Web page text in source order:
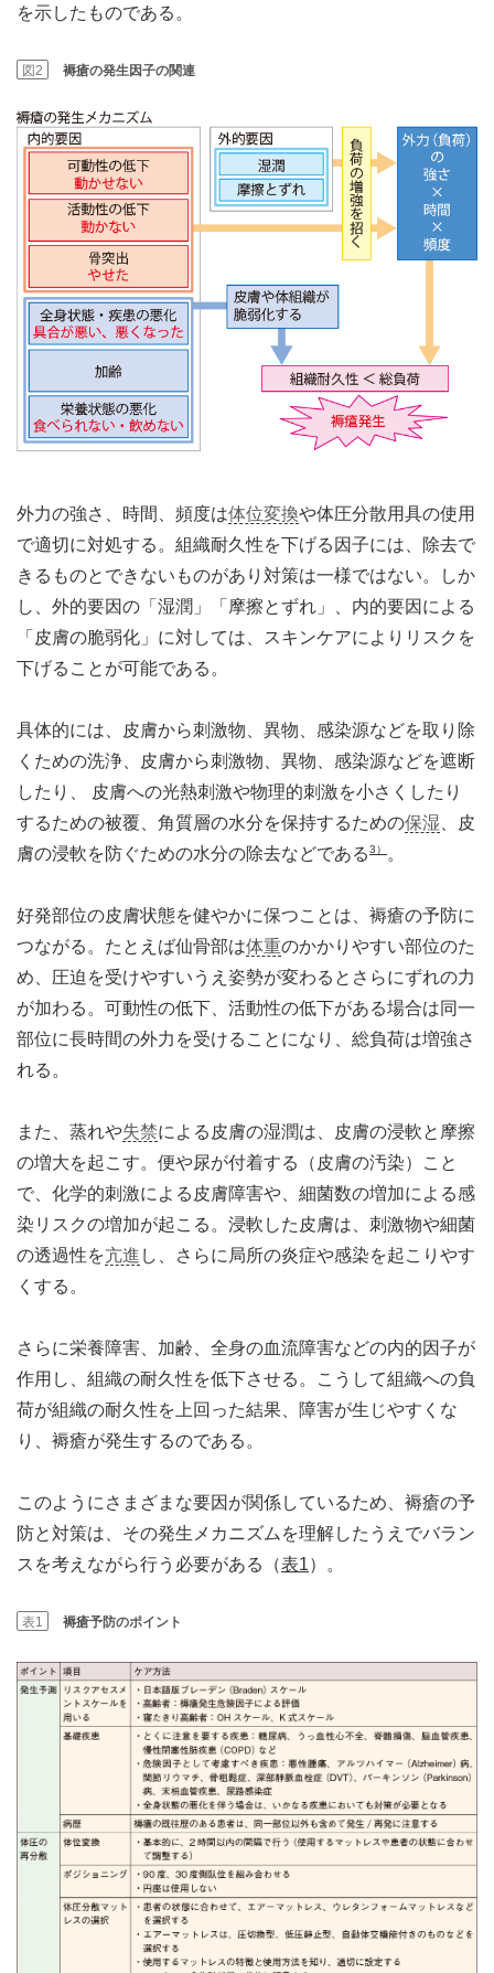
を示したものである。
図2 褥瘡の発生因子の関連
外力の強さ、時間、頻度は体位変換や体圧分散用具の使用
で適切に対処する。組織耐久性を下げる因子には、除去で
きるものとできないものがあり対策は一様ではない。しか
し、外的要因の「湿潤」「摩擦とずれ」、内的要因による
「皮膚の脆弱化」に対しては、スキンケアによりリスクを
下げることが可能である。
具体的には、皮膚から刺激物、異物、感染源などを取り除
くための洗浄、皮膚から刺激物、異物、感染源などを遮断
したり、 皮膚への光熱刺激や物理的刺激を小さくしたり
するための被覆、角質層の水分を保持するための保湿 、皮
膚の浸軟を防ぐための水分の除去などである3） 。
好発部位の皮膚状態を健やかに保つことは、褥瘡の予防に
つながる。たとえば仙骨部は体重のかかりやすい部位のた
め、圧迫を受けやすいうえ姿勢が変わるとさらにずれの力
が加わる。可動性の低下、活動性の低下がある場合は同一
部位に長時間の外力を受けることになり、総負荷は増強さ
れる。
また、蒸れや失禁による皮膚の湿潤は、皮膚の浸軟と摩擦
の増大を起こす。便や尿が付着する（皮膚の汚染）こと
で、化学的刺激による皮膚障害や、細菌数の増加による感
染リスクの増加が起こる。浸軟した皮膚は、刺激物や細菌
の透過性を亢進 し、さらに局所の炎症や感染を起こりやす
くする。
さらに栄養障害、加齢、全身の血流障害などの内的因子が
作用し、組織の耐久性を低下させる。こうして組織への負
荷が組織の耐久性を上回った結果、障害が生じやすくな
り、褥瘡が発生するのである。
このようにさまざまな要因が関係しているため、褥瘡の予
防と対策は、その発生メカニズムを理解したうえでバラン
スを考えながら行う必要がある（表1）。
表1 褥瘡予防のポイント